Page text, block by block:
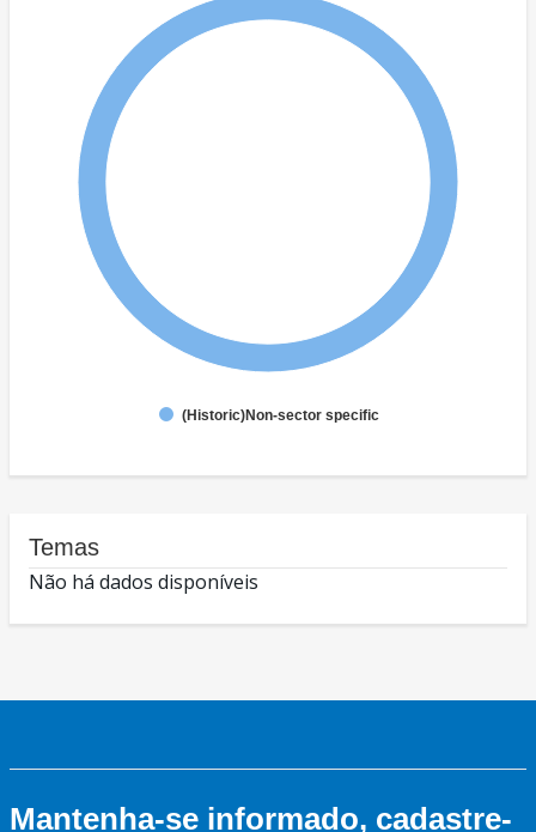
(Historic)Non-sector specific
Temas
Não há dados disponíveis
Mantenha-se informado, cadastre-